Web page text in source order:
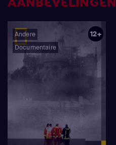
Andere
Documentaire
12+